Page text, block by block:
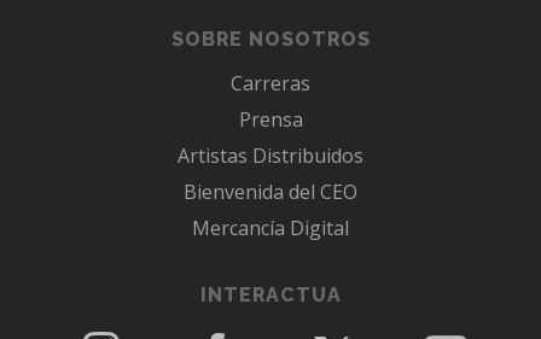
SOBRE NOSOTROS
Carreras
Prensa
Artistas Distribuidos
Bienvenida del CEO
Mercancía Digital
INTERACTUA